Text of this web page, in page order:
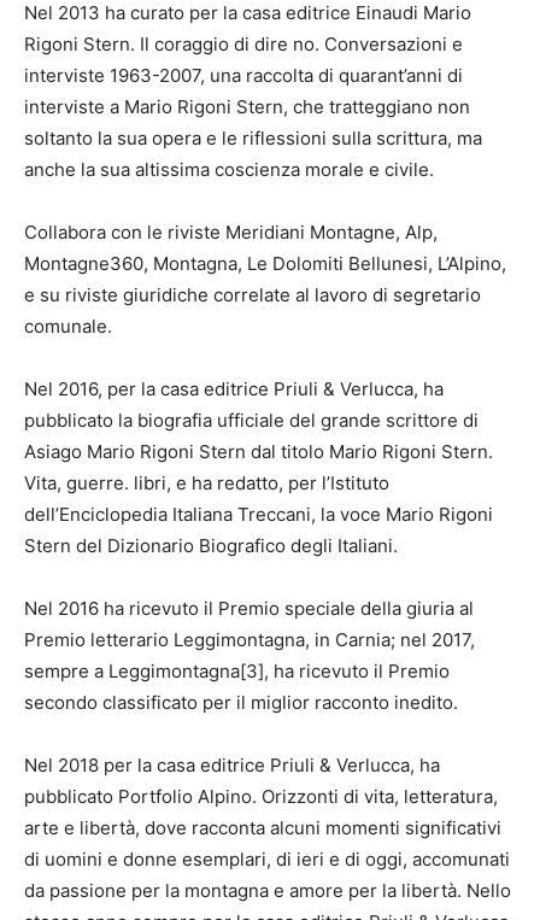
Nel 2013 ha curato per la casa editrice Einaudi Mario
Rigoni Stern. Il coraggio di dire no. Conversazioni e
interviste 1963-2007, una raccolta di quarant’anni di
interviste a Mario Rigoni Stern, che tratteggiano non
soltanto la sua opera e le riflessioni sulla scrittura, ma
anche la sua altissima coscienza morale e civile.
Collabora con le riviste Meridiani Montagne, Alp,
Montagne360, Montagna, Le Dolomiti Bellunesi, L’Alpino,
e su riviste giuridiche correlate al lavoro di segretario
comunale.
Nel 2016, per la casa editrice Priuli & Verlucca, ha
pubblicato la biografia ufficiale del grande scrittore di
Asiago Mario Rigoni Stern dal titolo Mario Rigoni Stern.
Vita, guerre. libri, e ha redatto, per l’Istituto
dell’Enciclopedia Italiana Treccani, la voce Mario Rigoni
Stern del Dizionario Biografico degli Italiani.
Nel 2016 ha ricevuto il Premio speciale della giuria al
Premio letterario Leggimontagna, in Carnia; nel 2017,
sempre a Leggimontagna[3], ha ricevuto il Premio
secondo classificato per il miglior racconto inedito.
Nel 2018 per la casa editrice Priuli & Verlucca, ha
pubblicato Portfolio Alpino. Orizzonti di vita, letteratura,
arte e libertà, dove racconta alcuni momenti significativi
di uomini e donne esemplari, di ieri e di oggi, accomunati
da passione per la montagna e amore per la libertà. Nello